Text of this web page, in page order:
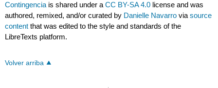
Contingencia is shared under aCC BY-SA 4.0 license and was
authored, remixed, and/or curated by Danielle Navarro viasource
content that was edited to the style and standards of the
LibreTexts platform.
Volver arriba